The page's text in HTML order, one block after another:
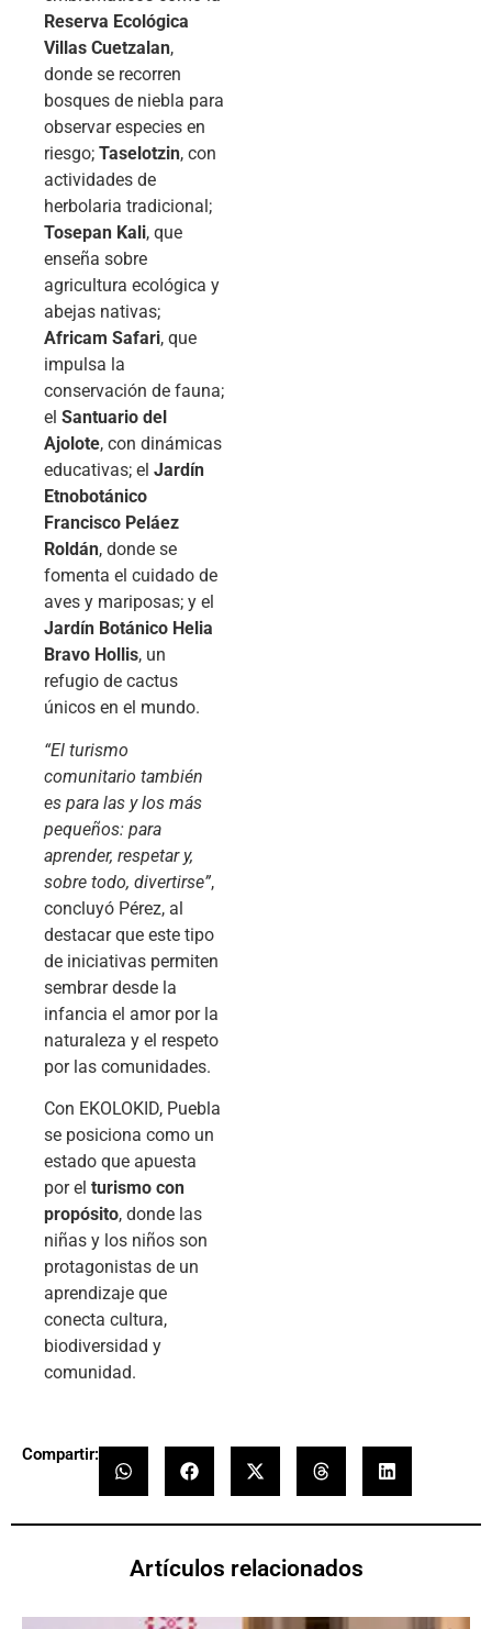
Reserva Ecológica
Villas Cuetzalan,
donde se recorren
bosques de niebla para
observar especies en
riesgo; Taselotzin, con
actividades de
herbolaria tradicional;
Tosepan Kali, que
enseña sobre
agricultura ecológica y
abejas nativas;
Africam Safari, que
impulsa la
conservación de fauna;
el Santuario del
Ajolote, con dinámicas
educativas; el Jardín
Etnobotánico
Francisco Peláez
Roldán, donde se
fomenta el cuidado de
aves y mariposas; y el
Jardín Botánico Helia
Bravo Hollis, un
refugio de cactus
únicos en el mundo.
“El turismo
comunitario también
es para las y los más
pequeños: para
aprender, respetar y,
sobre todo, divertirse”,
concluyó Pérez, al
destacar que este tipo
de iniciativas permiten
sembrar desde la
infancia el amor por la
naturaleza y el respeto
por las comunidades.
Con EKOLOKID, Puebla
se posiciona como un
estado que apuesta
por el turismo con
propósito, donde las
niñas y los niños son
protagonistas de un
aprendizaje que
conecta cultura,
biodiversidad y
comunidad.
Compartir:
Artículos relacionados